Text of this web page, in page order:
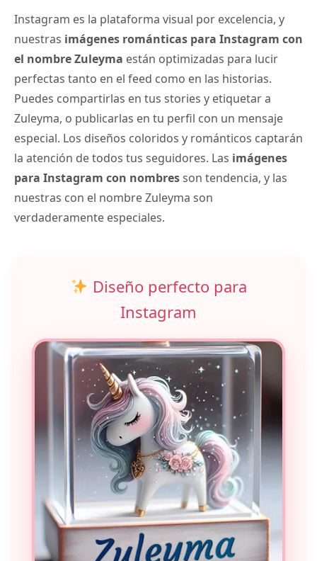
Instagram es la plataforma visual por excelencia, y
nuestras imágenes románticas para Instagram con
el nombre Zuleyma están optimizadas para lucir
perfectas tanto en el feed como en las historias.
Puedes compartirlas en tus stories y etiquetar a
Zuleyma, o publicarlas en tu perfil con un mensaje
especial. Los diseños coloridos y románticos captarán
la atención de todos tus seguidores. Las imágenes
para Instagram con nombresson tendencia, y las
nuestras con el nombre Zuleyma son
verdaderamente especiales.
Diseño perfecto para
Instagram